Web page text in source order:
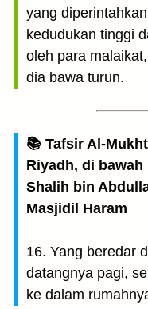
yang
kedudukan tinggi
oleh para
dia bawa turun.
📚 Tafsir Al-
Riyadh, di bawah
Shalih bin
Masjidil Haram
16. Yang beredar
datangnya pagi,
ke dalam